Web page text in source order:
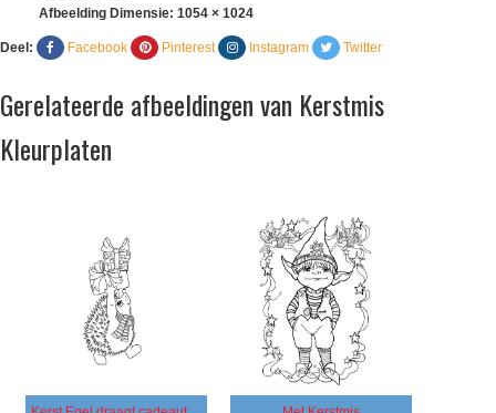
Afbeelding Dimensie: 1054 × 1024
Deel: Facebook Pinterest Instagram Twitter
Gerelateerde afbeeldingen van Kerstmis
Kleurplaten